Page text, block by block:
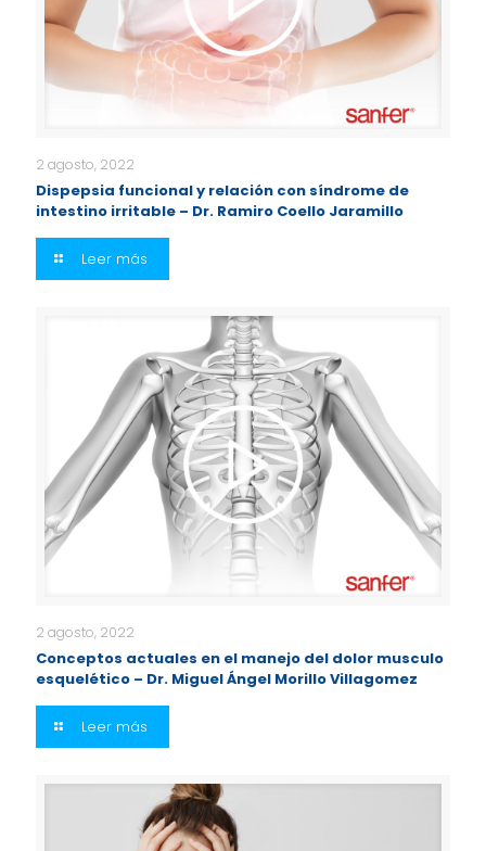
2 agosto, 2022
Dispepsia funcional y relación con síndrome de
intestino irritable – Dr. Ramiro Coello Jaramillo
Leer más
2 agosto, 2022
Conceptos actuales en el manejo del dolor musculo
esquelético – Dr. Miguel Ángel Morillo Villagomez
Leer más